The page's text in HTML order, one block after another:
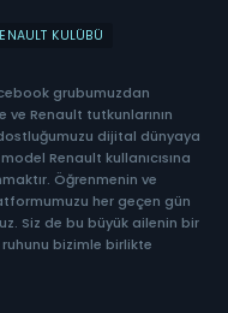
KULÜBÜ
grubumuzdan
ve Renault tutkunlarının
dijital dünyaya
Renault kullanıcısına
Öğrenmenin ve
her geçen gün
Siz de bu büyük ailenin bir
bizimle birlikte